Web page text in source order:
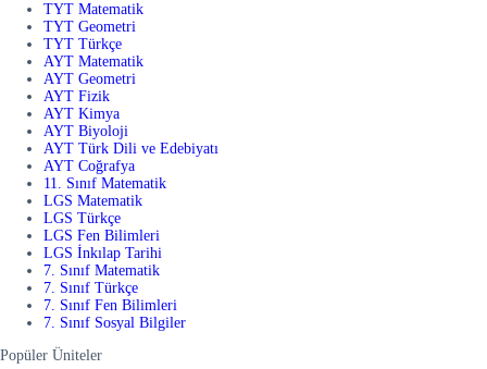
TYT Matematik
TYT Geometri
TYT Türkçe
AYT Matematik
AYT Geometri
AYT Fizik
AYT Kimya
AYT Biyoloji
AYT Türk Dili ve Edebiyatı
AYT Coğrafya
11. Sınıf Matematik
LGS Matematik
LGS Türkçe
LGS Fen Bilimleri
LGS İnkılap Tarihi
7. Sınıf Matematik
7. Sınıf Türkçe
7. Sınıf Fen Bilimleri
7. Sınıf Sosyal Bilgiler
Popüler Üniteler